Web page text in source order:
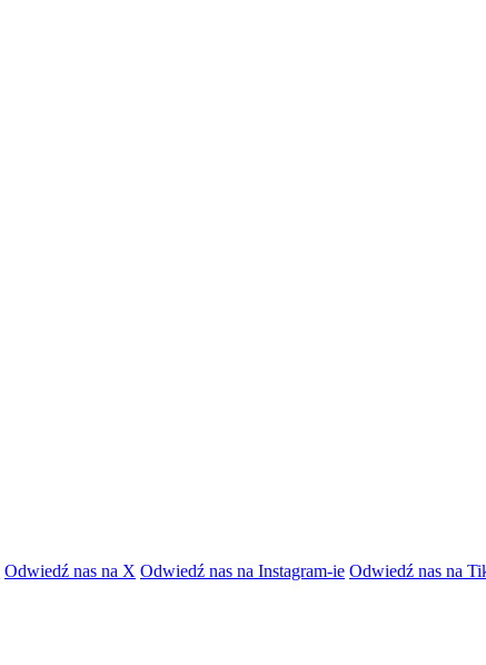
Odwiedź nas na X Odwiedź nas na Instagram-ie Odwiedź nas na